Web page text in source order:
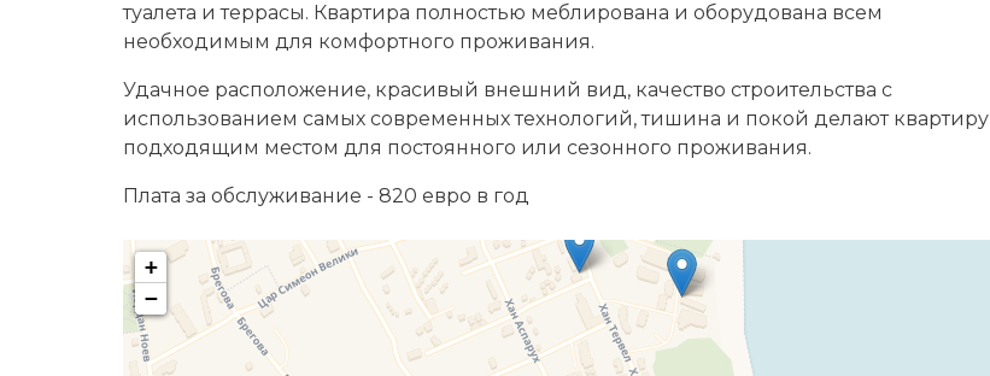
туалета и террасы. Квартира полностью меблирована и оборудована всем
необходимым для комфортного проживания.
Удачное расположение, красивый внешний вид, качество строительства с
использованием самых современных технологий, тишина и покой делают квартиру
подходящим местом для постоянного или сезонного проживания.
Плата за обслуживание - 820 евро в год
+
−